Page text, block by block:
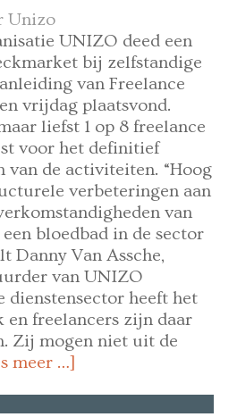
Unizo
UNIZO deed een
bij zelfstandige
van Freelance
vrijdag plaatsvond.
liefst 1 op 8 freelance
voor het definitief
van de activiteiten. “Hoog
verbeteringen aan
van
bloedbad in de sector
Danny Van Assche,
van UNIZO
dienstensector heeft het
freelancers zijn daar
Zij mogen niet uit de
meer …]